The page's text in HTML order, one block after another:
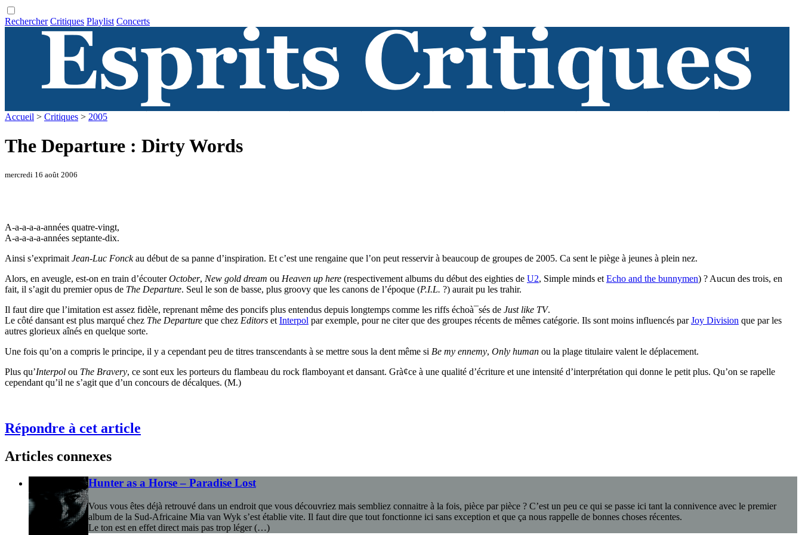
Rechercher Critiques Playlist Concerts
Accueil > Critiques > 2005
The Departure : Dirty Words
mercredi 16 août 2006
A-a-a-a-a-années quatre-vingt,
A-a-a-a-a-années septante-dix.
Ainsi s’exprimait Jean-Luc Fonckau début de sa panne d’inspiration. Et c’est une rengaine que l’on peut resservir à beaucoup de groupes de 2005. Ca sent le piège à jeunes à plein nez.
Alors, en aveugle, est-on en train d’écouterOctober, New gold dream ou Heaven up here (respectivement albums du début des eighties de U2, Simple minds et Echo and the bunnymen) ? Aucun des trois, en
fait, il s’agit du premier opus de The Departure. Seul le son de basse, plus groovy que les canons de l’époque (P.I.L. ?) aurait pu les trahir.
Il faut dire que l’imitation est assez fidèle, reprenant même des poncifs plus entendus depuis longtemps comme les riffs échoà¯sés de Just like TV.
Le côté dansant est plus marqué chez The Departure que chez Editors et Interpol par exemple, pour ne citer que des groupes récents de mêmes catégorie. Ils sont moins influencés parJoy Division que par les
autres glorieux aînés en quelque sorte.
Une fois qu’on a compris le principe, il y a cependant peu de titres transcendants à se mettre sous la dent même si Be my ennemy, Only human ou la plage titulaire valent le déplacement.
Plus qu’Interpol ou The Bravery, ce sont eux les porteurs du flambeau du rock flamboyant et dansant. Grà¢ce à une qualité d’écriture et une intensité d’interprétation qui donne le petit plus. Qu’on se rapelle
cependant qu’il ne s’agit que d’un concours de décalques. (M.)
Répondre à cet article
Articles connexes
Hunter as a Horse – Paradise Lost
Vous vous êtes déjà retrouvé dans un endroit que vous découvriez mais sembliez connaitre à la fois, pièce par pièce ? C’est un peu ce qui se passe ici tant la connivence avec le premier
album de la Sud-Africaine Mia van Wyk s’est établie vite. Il faut dire que tout fonctionne ici sans exception et que ça nous rappelle de bonnes choses récentes.
Le ton est en effet direct mais pas trop léger (…)